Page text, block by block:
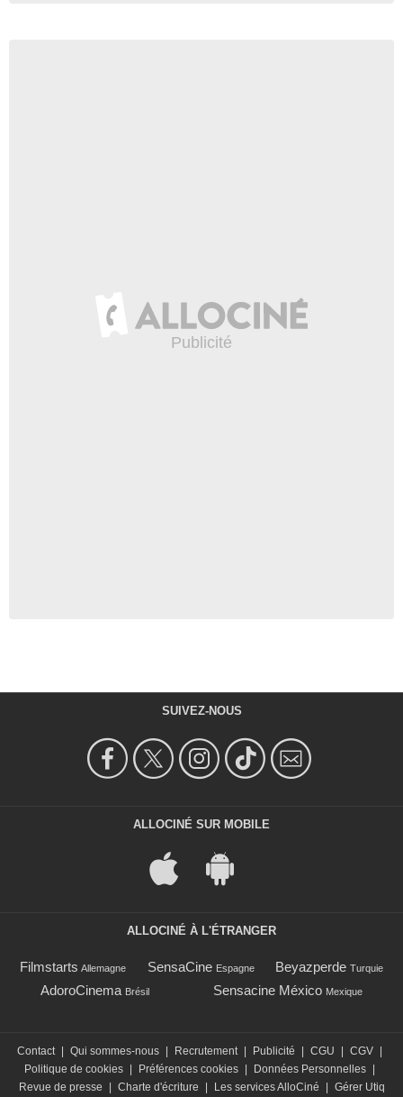
SUIVEZ-NOUS
ALLOCINÉ SUR MOBILE
ALLOCINÉ À L'ÉTRANGER
Filmstarts Allemagne SensaCine Espagne Beyazperde Turquie
AdoroCinema Brésil Sensacine México Mexique
Contact | Qui sommes-nous | Recrutement | Publicité | CGU | CGV |
Politique de cookies | Préférences cookies | Données Personnelles |
Revue de presse
| Charte d'écriture | Les services AlloCiné | Gérer Utiq